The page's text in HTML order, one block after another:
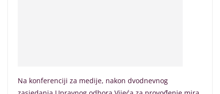
Na konferenciji za medije, nakon dvodnevnog